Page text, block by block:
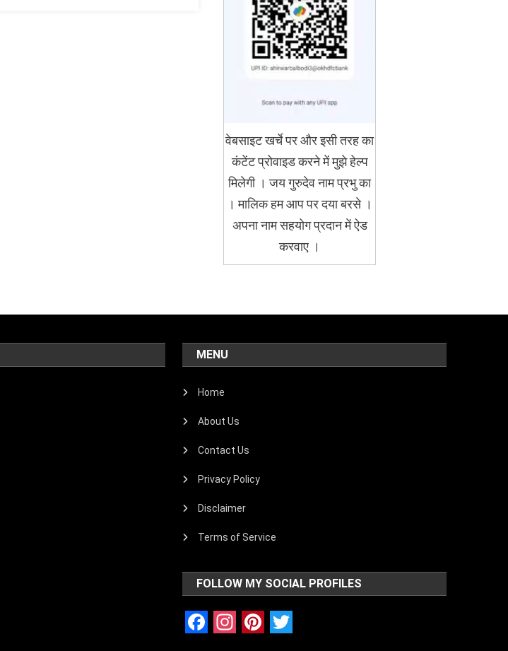
वेबसाइट खर्चे पर और इसी तरह का
कंटेंट प्रोवाइड करने में मुझे हेल्प
मिलेगी । जय गुरुदेव नाम प्रभु का
। मालिक हम आप पर दया बरसे ।
अपना नाम सहयोग प्रदान में ऐड
करवाए ।
MENU
Home
About Us
Contact Us
Privacy Policy
Disclaimer
Terms of Service
FOLLOW MY SOCIAL PROFILES